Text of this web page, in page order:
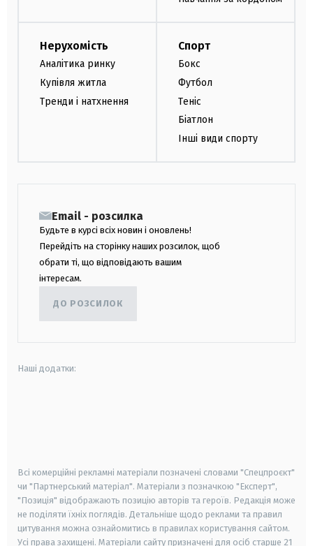
Нерухомість
Аналітика ринку
Купівля житла
Тренди і натхнення
Спорт
Бокс
Футбол
Теніс
Біатлон
Інші види спорту
Email - розсилка
Будьте в курсі всіх новин і оновлень!
Перейдіть на сторінку наших розсилок, щоб
обрати ті, що відповідають вашим
інтересам.
ДО РОЗСИЛОК
Наші додатки:
Всі комерційні рекламні матеріали позначені словами "Спецпроєкт"
чи "Партнерський матеріал". Матеріали з позначкою "Експерт",
"Позиція" відображають позицію авторів та героїв. Редакція може
не поділяти їхніх поглядів. Детальніше щодо реклами та правил
цитування можна ознайомитись в правилах користування сайтом.
Усі права захищені. Матеріали сайту призначені для осіб старше 21